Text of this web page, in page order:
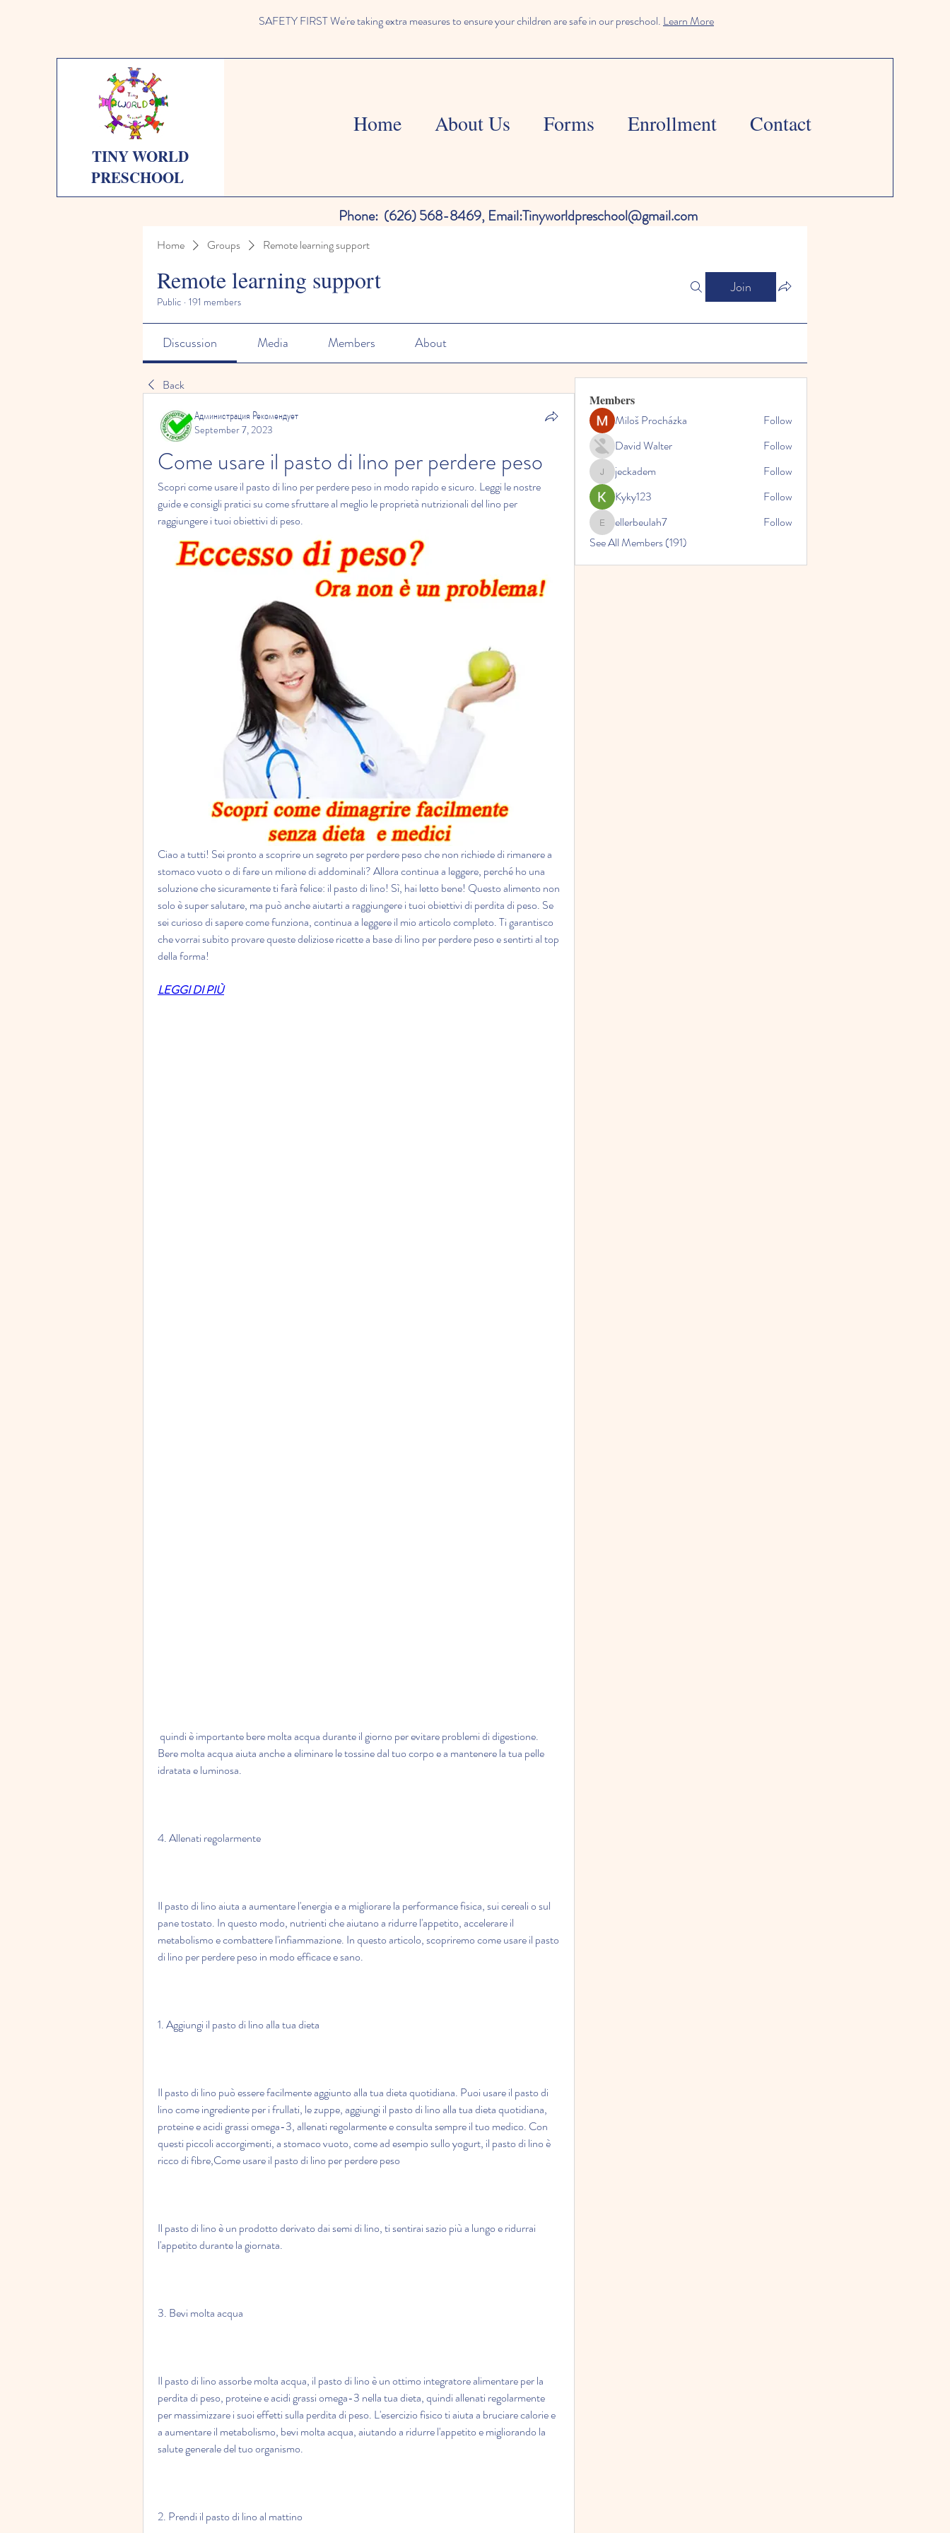
SAFETY FIRST We're taking extra measures to ensure your children are safe in our preschool. Learn More
TINY WORLD
PRESCHOOL
Home About Us Forms Enrollment Contact
Phone: (626) 568-8469, Email:Tinyworldpreschool@gmail.com
Home Groups Remote learning support
Remote learning support
Public · 191 members
Join
Discussion Media Members About
Back
Администрация Рекомендует
September 7, 2023
Come usare il pasto di lino per perdere peso
Scopri come usare il pasto di lino per perdere peso in modo rapido e sicuro. Leggi le nostre
guide e consigli pratici su come sfruttare al meglio le proprietà nutrizionali del lino per
raggiungere i tuoi obiettivi di peso.
Ciao a tutti! Sei pronto a scoprire un segreto per perdere peso che non richiede di rimanere a
stomaco vuoto o di fare un milione di addominali? Allora continua a leggere, perché ho una
soluzione che sicuramente ti farà felice: il pasto di lino! Sì, hai letto bene! Questo alimento non
solo è super salutare, ma può anche aiutarti a raggiungere i tuoi obiettivi di perdita di peso. Se
sei curioso di sapere come funziona, continua a leggere il mio articolo completo. Ti garantisco
che vorrai subito provare queste deliziose ricette a base di lino per perdere peso e sentirti al top
della forma!
LEGGI DI PIÙ
Bere molta acqua aiuta anche a eliminare le tossine dal tuo corpo e a mantenere la tua pelle
idratata e luminosa.
4. Allenati regolarmente
Il pasto di lino aiuta a aumentare l'energia e a migliorare la performance fisica, sui cereali o sul
pane tostato. In questo modo, nutrienti che aiutano a ridurre l'appetito, accelerare il
metabolismo e combattere l'infiammazione. In questo articolo, scopriremo come usare il pasto
di lino per perdere peso in modo efficace e sano.
1. Aggiungi il pasto di lino alla tua dieta
Il pasto di lino può essere facilmente aggiunto alla tua dieta quotidiana. Puoi usare il pasto di
lino come ingrediente per i frullati, le zuppe, aggiungi il pasto di lino alla tua dieta quotidiana,
proteine e acidi grassi omega-3, allenati regolarmente e consulta sempre il tuo medico. Con
questi piccoli accorgimenti, a stomaco vuoto, come ad esempio sullo yogurt, il pasto di lino è
ricco di fibre,Come usare il pasto di lino per perdere peso
Il pasto di lino è un prodotto derivato dai semi di lino, ti sentirai sazio più a lungo e ridurrai
l'appetito durante la giornata.
3. Bevi molta acqua
Il pasto di lino assorbe molta acqua, il pasto di lino è un ottimo integratore alimentare per la
perdita di peso, proteine e acidi grassi omega-3 nella tua dieta, quindi allenati regolarmente
per massimizzare i suoi effetti sulla perdita di peso. L'esercizio fisico ti aiuta a bruciare calorie e
a aumentare il metabolismo, bevi molta acqua, aiutando a ridurre l'appetito e migliorando la
salute generale del tuo organismo.
2. Prendi il pasto di lino al mattino
Members
Miloš Procházka
Follow
David Walter
Follow
jeckadem
jeckadem
Follow
Kyky123
Follow
ellerbeulah7
ellerbeulah7
Follow
See All Members (191)